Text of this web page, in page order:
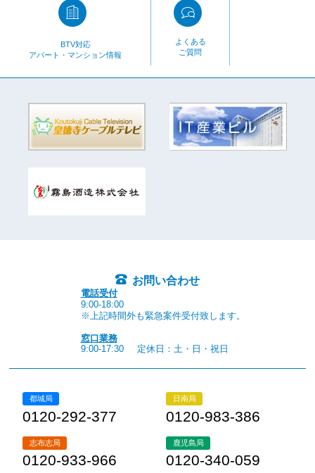
BTV対応
アパート・マンション情報
よくある
ご質問
お問い合わせ
電話受付
9:00-18:00
※上記時間外も緊急案件受付致します。
窓口業務
9:00-17:30
定休日：土・日・祝日
都城局
0120-292-377
日南局
0120-983-386
志布志局
0120-933-966
鹿児島局
0120-340-059